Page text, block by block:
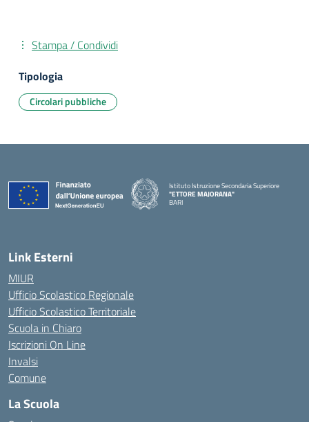
Stampa / Condividi
Tipologia
Circolari pubbliche
Istituto Istruzione Secondaria Superiore
"ETTORE MAJORANA"
BARI
Link Esterni
MIUR
Ufficio Scolastico Regionale
Ufficio Scolastico Territoriale
Scuola in Chiaro
Iscrizioni On Line
Invalsi
Comune
La Scuola